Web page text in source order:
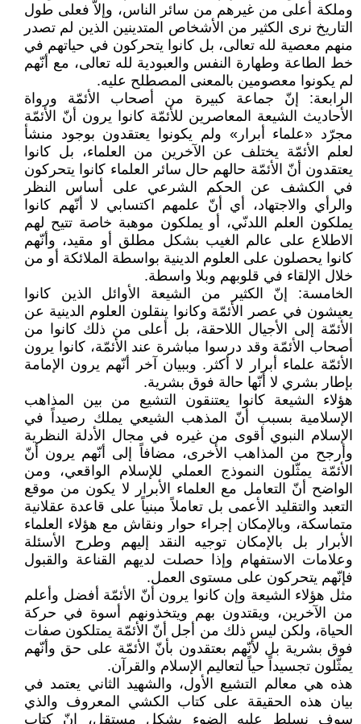
وملكة أعلى من غيرهم من سائر الناس، وإلاّ فعلى طول
التاريخ نرى الكثير من الأشخاص المتدينين الذين لم تصدر
منهم معصية لله تعالى، بل كانوا يتحركون في حياتهم في
خط الطاعة وطهارة النفس والعبودية لله تعالى، مع أنّهم
لم يكونوا معصومين بالمعنى المصطلح عليه.
الرابعة: إنّ جماعة كبيرة من أصحاب الأئمّة ورواة
الأحاديث الشيعة المعاصرين للأئمّة كانوا يرون أنّ الأئمّة
مجرّد «علماء أبرار» ولم يكونوا يعتقدون بوجود منشأ
لعلم الأئمّة يختلف عن الآخرين من العلماء، بل كانوا
يعتقدون أنّ الأئمّة حالهم حال سائر العلماء كانوا يتحركون
في الكشف عن الحكم الشرعي على أساس النظر
والرأي والاجتهاد، أي أنّ علمهم اكتسابي لا أنّهم كانوا
يملكون العلم اللدنّي، أو يملكون موهبة خاصة تتيح لهم
الاطلاع على عالم الغيب بشكل مطلق أو مقيد، وأنّهم
كانوا يحصلون على العلوم الدينية بواسطة الملائكة أو من
خلال الإلقاء في قلوبهم وبلا واسطة.
الخامسة: إنّ الكثير من الشيعة الأوائل الذين كانوا
يعيشون في عصر الأئمّة وكانوا ينقلون العلوم الدينية عن
الأئمّة إلى الأجيال اللاحقة، بل أعلى من ذلك كانوا من
أصحاب الأئمّة وقد درسوا مباشرة عند الأئمّة، كانوا يرون
الأئمّة علماء أبرار لا أكثر. وببيان آخر أنّهم يرون الإمامة
بإطار بشري لا أنّها حالة فوق بشرية.
هؤلاء الشيعة كانوا يعتنقون التشيع من بين المذاهب
الإسلامية بسبب أنّ المذهب الشيعي يملك رصيداً في
الإسلام النبوي أقوى من غيره في مجال الأدلة النظرية
وأرجح من المذاهب الأخرى، مضافاً إلى أنّهم يرون أنّ
الأئمّة يمثّلون النموذج العملي للإسلام الواقعي، ومن
الواضح أنّ التعامل مع العلماء الأبرار لا يكون من موقع
التعبد والتقليد الأعمى بل تعاملاً مبنياً على قاعدة عقلانية
متماسكة، وبالإمكان إجراء حوار ونقاش مع هؤلاء العلماء
الأبرار بل بالإمكان توجيه النقد إليهم وطرح الأسئلة
وعلامات الاستفهام وإذا حصلت لديهم القناعة والقبول
فإنّهم يتحركون على مستوى العمل.
مثل هؤلاء الشيعة وإن كانوا يرون أنّ الأئمّة أفضل وأعلم
من الآخرين، ويقتدون بهم ويتخذونهم أسوة في حركة
الحياة، ولكن ليس ذلك من أجل أنّ الأئمّة يمتلكون صفات
فوق بشرية بل لأنّهم بعتقدون بأنّ الأئمّة على حق وأنّهم
يمثّلون تجسيداً حياً لتعاليم الإسلام والقرآن.
هذه هي معالم التشيع الأول، والشهيد الثاني يعتمد في
بيان هذه الحقيقة على كتاب الكشي المعروف والذي
سوف نسلط عليه الضوء بشكل مستقل، إنّ كتاب